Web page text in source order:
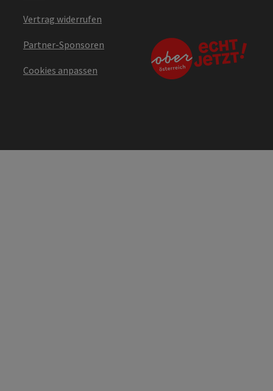
Vertrag widerrufen
Partner-Sponsoren
Cookies anpassen